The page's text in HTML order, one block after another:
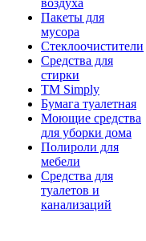
воздуха
Пакеты для
мусора
Стеклоочистители
Средства для
стирки
TM Simply
Бумага туалетная
Моющие средства
для уборки дома
Полироли для
мебели
Средства для
туалетов и
канализаций